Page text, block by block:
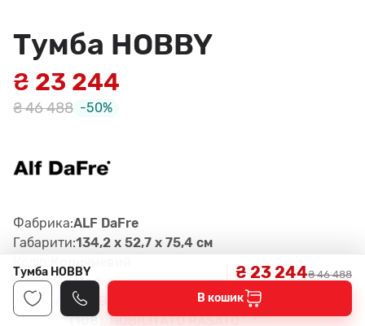
Тумба HOBBY
₴ 23 244
₴ 46 488 -50%
Фабрика:ALF DaFre
Габарити:134,2 x 52,7 x 75,4 см
Колір:
Матеріал:Мдф
Артикул:
C4MBHY, col. MOKA SHINE OPACO
(108), NOBILITATO RASATO
Тумба HOBBY ₴ 23 244₴ 46 488
В кошик